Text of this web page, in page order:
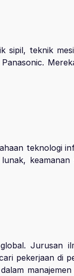
sipil, teknik
teknologi
keamanan
Jurusan
pekerjaan di
manajemen